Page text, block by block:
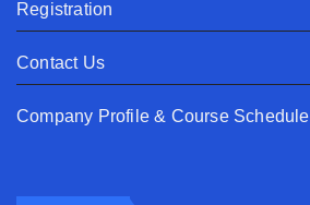
Registration
Contact Us
Company Profile & Course Schedule